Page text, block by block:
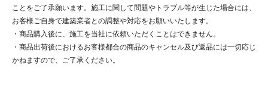
ことをご了承願います。施工に関して問題やトラブル等が生じた場合には、
お客様ご自身で建築業者との調整や対応をお願いいたします。
・商品購入後に、施工を当社に依頼いただくことはできません。
・商品出荷後におけるお客様都合の商品のキャンセル及び返品には一切応じ
かねますので、ご了承ください。